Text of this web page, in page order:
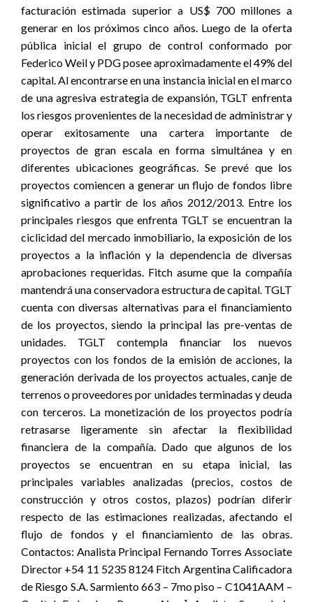
facturación estimada superior a US$ 700 millones a
generar en los próximos cinco años. Luego de la oferta
pública inicial el grupo de control conformado por
Federico Weil y PDG posee aproximadamente el 49% del
capital. Al encontrarse en una instancia inicial en el marco
de una agresiva estrategia de expansión, TGLT enfrenta
los riesgos provenientes de la necesidad de administrar y
operar exitosamente una cartera importante de
proyectos de gran escala en forma simultánea y en
diferentes ubicaciones geográficas. Se prevé que los
proyectos comiencen a generar un flujo de fondos libre
significativo a partir de los años 2012/2013. Entre los
principales riesgos que enfrenta TGLT se encuentran la
ciclicidad del mercado inmobiliario, la exposición de los
proyectos a la inflación y la dependencia de diversas
aprobaciones requeridas. Fitch asume que la compañía
mantendrá una conservadora estructura de capital. TGLT
cuenta con diversas alternativas para el financiamiento
de los proyectos, siendo la principal las pre-ventas de
unidades. TGLT contempla financiar los nuevos
proyectos con los fondos de la emisión de acciones, la
generación derivada de los proyectos actuales, canje de
terrenos o proveedores por unidades terminadas y deuda
con terceros. La monetización de los proyectos podría
retrasarse ligeramente sin afectar la flexibilidad
financiera de la compañía. Dado que algunos de los
proyectos se encuentran en su etapa inicial, las
principales variables analizadas (precios, costos de
construcción y otros costos, plazos) podrían diferir
respecto de las estimaciones realizadas, afectando el
flujo de fondos y el financiamiento de las obras.
Contactos: Analista Principal Fernando Torres Associate
Director +54 11 5235 8124 Fitch Argentina Calificadora
de Riesgo S.A. Sarmiento 663 – 7mo piso – C1041AAM –